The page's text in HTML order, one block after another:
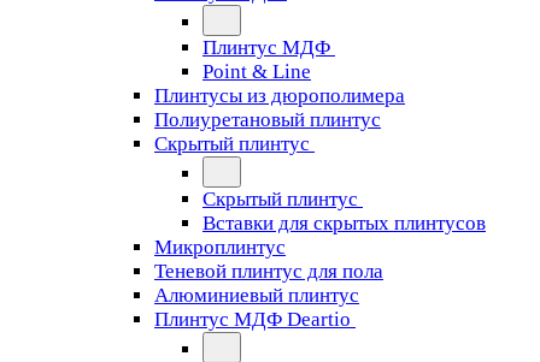
Плинтус МДФ
Point & Line
Плинтусы из дюрополимера
Полиуретановый плинтус
Скрытый плинтус
Скрытый плинтус
Вставки для скрытых плинтусов
Микроплинтус
Теневой плинтус для пола
Алюминиевый плинтус
Плинтус МДФ Deartio